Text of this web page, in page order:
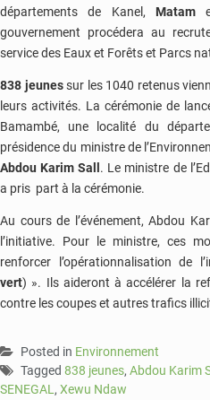
départements de Kanel, Matam
gouvernement procédera au
service des Eaux et Forêts et Parcs
838 jeunessur les 1040 retenus
leurs activités. La cérémonie de
Bamambé, une localité du
présidence du ministre de
Abdou Karim Sall . Le ministre de
a pris part à la cérémonie.
Au cours de l’événement, Abdou
l’initiative. Pour le ministre, ces
renforcer l’opérationnalisation de
vert) ». Ils aideront à accélérer la
contre les coupes et autres trafics
Posted in Environnement
Tagged 838 jeunes, Abdou Karim
SENEGAL , Xewu Ndaw